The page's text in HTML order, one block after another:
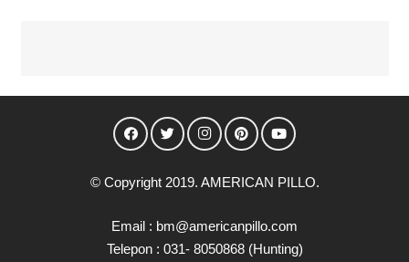
© Copyright 2019. AMERICAN PILLO.
Email : bm@americanpillo.com
Telepon : 031- 8050868 (Hunting)